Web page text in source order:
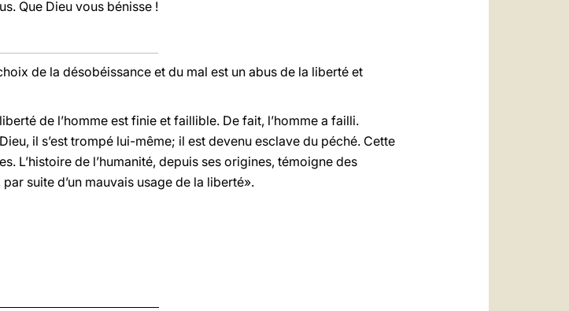
Que Dieu vous bénisse !
de la désobéissance et du mal est un abus de la liberté et
de l’homme est finie et faillible. De fait, l’homme a failli.
il s’est trompé lui-même; il est devenu esclave du péché. Cette
L’histoire de l’humanité, depuis ses origines, témoigne des
suite d’un mauvais usage de la liberté».